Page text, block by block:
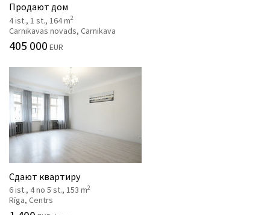
Продают дом
4 ist., 1 st., 164 m2
Carnikavas novads, Carnikava
405 000 EUR
Сдают квартиру
6 ist., 4 no 5 st., 153 m2
Rīga, Centrs